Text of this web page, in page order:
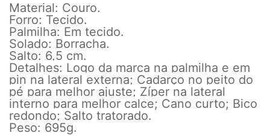
Material: Couro.
Forro: Tecido.
Palmilha: Em tecido.
Solado: Borracha.
Salto: 6,5 cm.
Detalhes: Logo da marca na palmilha e em
pin na lateral externa; Cadarço no peito do
pé para melhor ajuste; Zíper na lateral
interno para melhor calce; Cano curto; Bico
redondo; Salto tratorado.
Peso: 695g.